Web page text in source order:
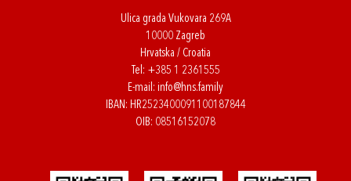
Ulica grada Vukovara 269A
10000 Zagreb
Hrvatska / Croatia
Tel: +385 1 2361555
E-mail: info@hns.family
IBAN: HR2523400091100187844
OIB: 08516152078